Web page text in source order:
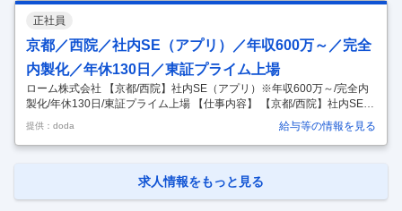
は… 産機・家電・部品業界各メーカへの営業活動全般。拡販活動のほ
か、変更・廃番申請、取引環境の改善活動などを担っていただきます。
・顧客需要・ニーズの把握と商品の提案 ・競合や市場動向などの情報収
集 ・顧客との価格、納期折衝 ・事業・製造部門との社内調整・交渉（…
正社員
京都／西院／社内SE（アプリ）／年収600万～／完全
内製化／年休130日／東証プライム上場
ローム株式会社 【京都/西院】社内SE（アプリ）※年収600万～/完全内
製化/年休130日/東証プライム上場 【仕事内容】 【京都/西院】社内SE
（アプリ）※年収600万～/完全内製化/年休130日/東証プライム上場 【具
体的な仕事内容】 ■仕事内容：本社部門として、オープン系技術を利用
した、同社の基幹システム（生産・在庫・経理システム等）の設計・開
点のシステムを企画から設計・開発までの全ての工程を社員のみで完全
提供：doda 給与等の情報を見る
求人情報をもっと見る